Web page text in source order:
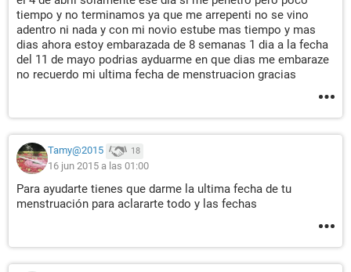
tiempo y no terminamos ya que me arrepenti no se vino
adentro ni nada y con mi novio estube mas tiempo y mas
dias ahora estoy embarazada de 8 semanas 1 dia a la fecha
del 11 de mayo podrias ayduarme en que dias me embaraze
no recuerdo mi ultima fecha de menstruacion gracias
Tamy@2015 18
16 jun 2015 a las 01:00
Para ayudarte tienes que darme la ultima fecha de tu
menstruación para aclararte todo y las fechas